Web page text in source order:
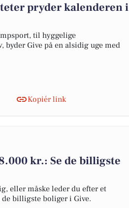
pryder kalenderen i
til hyggelige
byder Give på en alsidig uge med
Kopiér link
kr.: Se de billigste
eller måske leder du efter et
billigste boliger i Give.